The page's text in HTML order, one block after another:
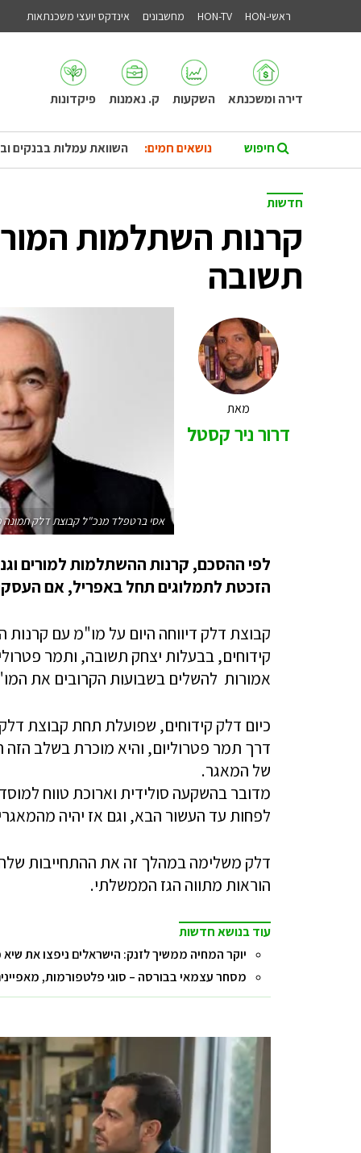
ראשי-HON HON-TV מחשבונים אינדקס יועצי משכנתאות
דירה ומשכנתא השקעות ק. נאמנות פיקדונות
נושאים חמים: השוואת עמלות בבנקים
חדשות
קרנות השתלמות
תשובה
מאת
דרור ניר קסטל
אסי ברטפלד מנכ"ל קבוצת דלק
הזכטת לתמלוגים תחל באפריל, אם
קבוצת דלק דיווחה היום על מו"מ עם
קידוחים, בבעלות יצחק תשובה, ותמר
אמורות להשלים בשבועות הקרובים את המו"מ
של המאגר.
מדובר בהשקעה סולידית וארוכת טווח
לפחות עד העשור הבא, וגם אז יהיה
הוראות מתווה הגז הממשלתי.
עוד בנושא חדשות
יוקר המחיה ממשיך לזנק: הישראלים ניפצו את
מסחר עצמאי בבורסה – סוגי פלטפורמות,